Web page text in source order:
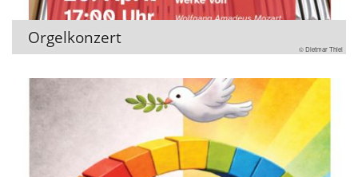
Orgelkonzert
© Dietmar Thiel